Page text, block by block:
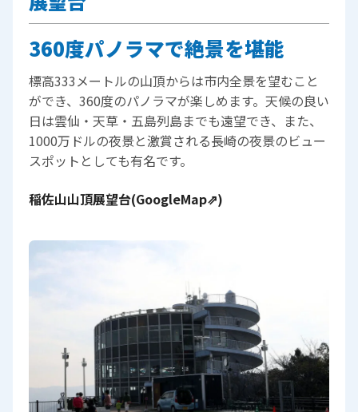
360度パノラマで絶景を堪能
標高333メートルの山頂からは市内全景を望むこと
ができ、360度のパノラマが楽しめます。天候の良い
日は雲仙・天草・五島列島までも遠望でき、また、
1000万ドルの夜景と激賞される長崎の夜景のビュー
スポットとしても有名です。
稲佐山山頂展望台(GoogleMap⇗)